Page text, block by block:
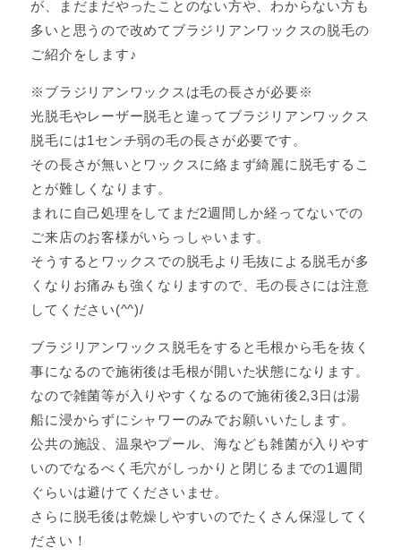
が、まだまだやったことのない方や、わからない方も
多いと思うので改めてブラジリアンワックスの脱毛の
ご紹介をします♪
※ブラジリアンワックスは毛の長さが必要※
光脱毛やレーザー脱毛と違ってブラジリアンワックス
脱毛には1センチ弱の毛の長さが必要です。
その長さが無いとワックスに絡まず綺麗に脱毛するこ
とが難しくなります。
まれに自己処理をしてまだ2週間しか経ってないでの
ご来店のお客様がいらっしゃいます。
そうするとワックスでの脱毛より毛抜による脱毛が多
くなりお痛みも強くなりますので、毛の長さには注意
してください(^^)/
ブラジリアンワックス脱毛をすると毛根から毛を抜く
事になるので施術後は毛根が開いた状態になります。
なので雑菌等が入りやすくなるので施術後2,3日は湯
船に浸からずにシャワーのみでお願いいたします。
公共の施設、温泉やプール、海なども雑菌が入りやす
いのでなるべく毛穴がしっかりと閉じるまでの1週間
ぐらいは避けてくださいませ。
さらに脱毛後は乾燥しやすいのでたくさん保湿してく
ださい！